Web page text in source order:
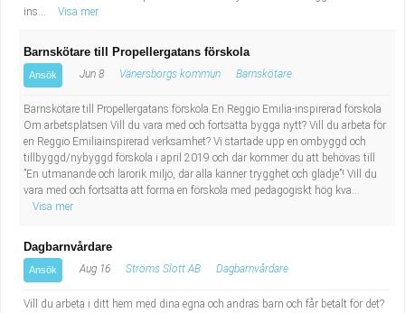
ins...
Visa mer
Barnskötare till Propellergatans förskola
Ansök Jun 8 Vänersborgs kommun Barnskötare
Barnskötare till Propellergatans förskola En Reggio Emilia-inspirerad förskola
Om arbetsplatsen Vill du vara med och fortsätta bygga nytt? Vill du arbeta för
en Reggio Emiliainspirerad verksamhet? Vi startade upp en ombyggd och
tillbyggd/nybyggd förskola i april 2019 och där kommer du att behövas till
”En utmanande och lärorik miljö, där alla känner trygghet och glädje”! Vill du
vara med och fortsätta att forma en förskola med pedagogiskt hög kva...
Visa mer
Dagbarnvårdare
Ansök Aug 16 Ströms Slott AB Dagbarnvårdare
Vill du arbeta i ditt hem med dina egna och andras barn och får betalt för det?